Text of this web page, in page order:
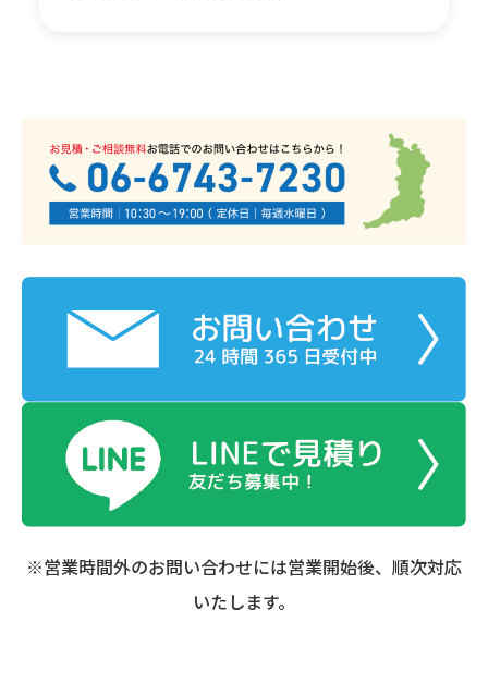
※営業時間外のお問い合わせには営業開始後、順次対応
いたします。